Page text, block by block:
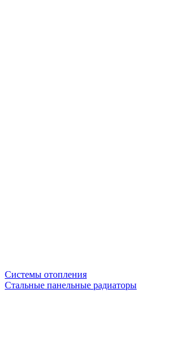
Системы отопления
Стальные панельные радиаторы